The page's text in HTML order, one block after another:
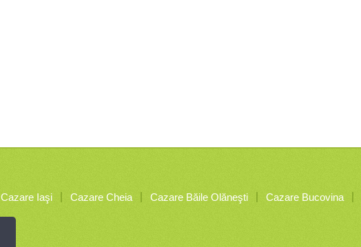
Cazare Iaşi Cazare Cheia Cazare Băile Olăneşti Cazare Bucovina